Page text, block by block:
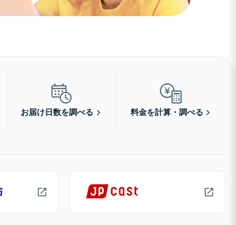
お届け日数を調べる 料金を計算・調べる